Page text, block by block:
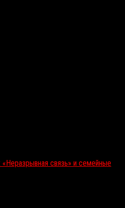
связь» и семейные